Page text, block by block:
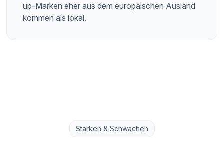
up-Marken eher aus dem europäischen Ausland
kommen als lokal.
Stärken & Schwächen